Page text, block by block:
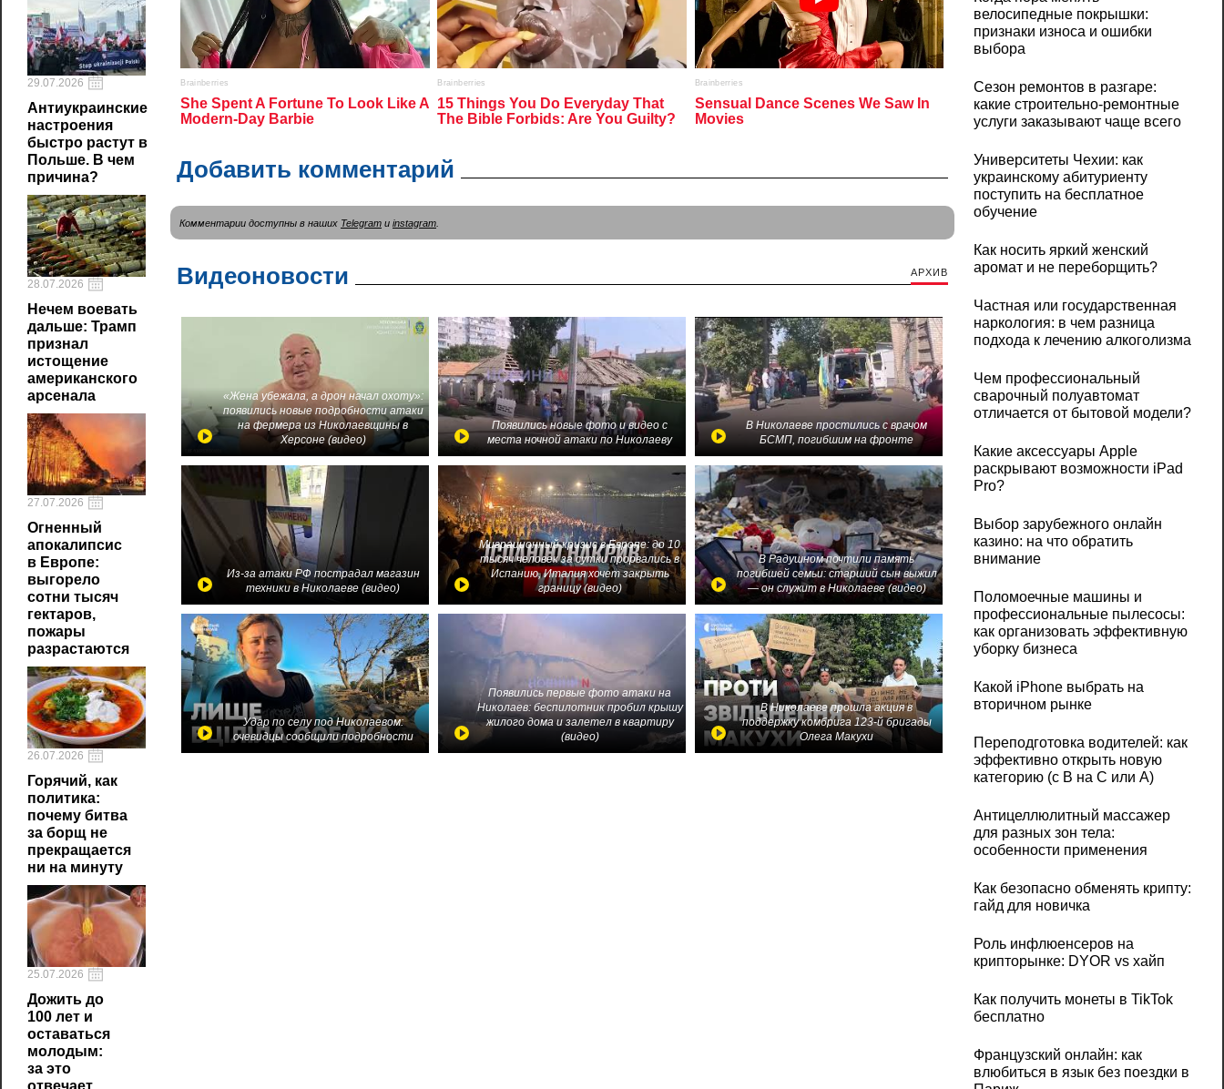
29.07.2026
Антиукраинские
настроения
быстро растут в
Польше. В чем
причина?
28.07.2026
Нечем воевать
дальше: Трамп
признал
истощение
американского
арсенала
27.07.2026
Огненный
апокалипсис
в Европе:
выгорело
сотни тысяч
гектаров,
пожары
разрастаются
26.07.2026
Горячий, как
политика:
почему битва
за борщ не
прекращается
ни на минуту
25.07.2026
Дожить до
100 лет и
оставаться
молодым:
за это
отвечает
Добавить комментарий
Комментарии доступны в наших Telegram и instagram
Видеоновости АРХИВ
«Жена убежала, а дрон начал охоту»:
появились новые подробности атаки
на фермера из Николаевщины в
Херсоне (видео)
Появились новые фото и видео с
места ночной атаки по Николаеву
В Николаеве простились с врачом
БСМП, погибшим на фронте
Из-за атаки РФ пострадал магазин
техники в Николаеве (видео)
Миграционный кризис в Европе: до 10
тысяч человек за сутки прорвались в
Испанию, Италия хочет закрыть
границу (видео)
В Радушном почтили память
погибшей семьи: старший сын выжил
— он служит в Николаеве (видео)
Удар по селу под Николаевом:
очевидцы сообщили подробности
Появились первые фото атаки на
Николаев: беспилотник пробил крышу
жилого дома и залетел в квартиру
(видео)
В Николаеве прошла акция в
поддержку комбрига 123-й бригады
Олега Макухи
велосипедные покрышки:
признаки износа и ошибки
выбора
Сезон ремонтов в разгаре:
какие строительно-ремонтные
услуги заказывают чаще всего
Университеты Чехии: как
украинскому абитуриенту
поступить на бесплатное
обучение
Как носить яркий женский
аромат и не переборщить?
Частная или государственная
наркология: в чем разница
подхода к лечению алкоголизма
Чем профессиональный
сварочный полуавтомат
отличается от бытовой модели?
Какие аксессуары Apple
раскрывают возможности iPad
Pro?
Выбор зарубежного онлайн
казино: на что обратить
внимание
Поломоечные машины и
профессиональные пылесосы:
как организовать эффективную
уборку бизнеса
Какой iPhone выбрать на
вторичном рынке
Переподготовка водителей: как
эффективно открыть новую
категорию (с B на C или А)
Антицеллюлитный массажер
для разных зон тела:
особенности применения
Как безопасно обменять крипту:
гайд для новичка
Роль инфлюенсеров на
крипторынке: DYOR vs хайп
Как получить монеты в TikTok
бесплатно
Французский онлайн: как
влюбиться в язык без поездки в